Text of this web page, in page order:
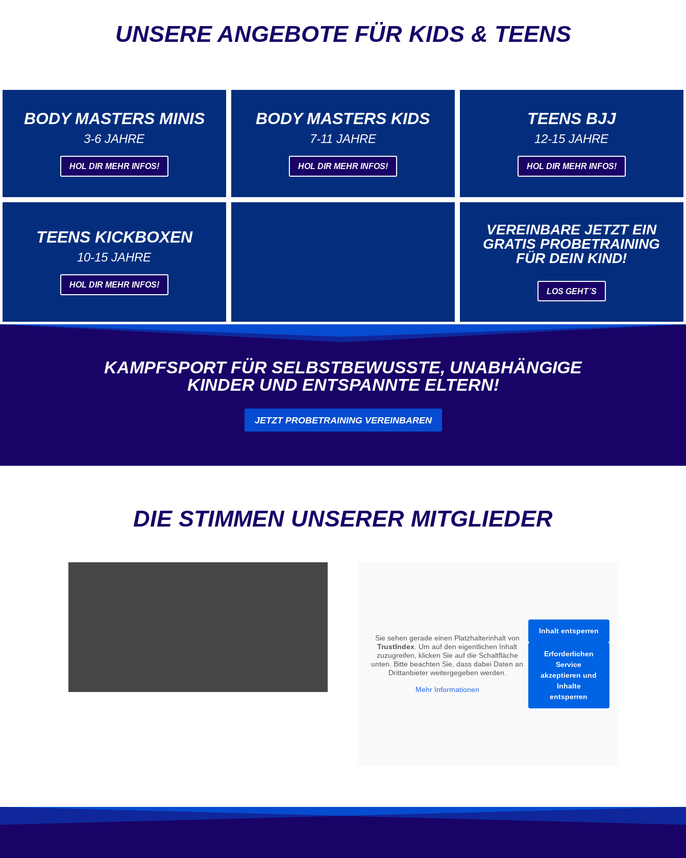
UNSERE ANGEBOTE FÜR KIDS & TEENS
BODY MASTERS MINIS
3-6 JAHRE
HOL DIR MEHR INFOS!
BODY MASTERS KIDS
7-11 JAHRE
HOL DIR MEHR INFOS!
TEENS BJJ
12-15 JAHRE
HOL DIR MEHR INFOS!
TEENS KICKBOXEN
10-15 JAHRE
HOL DIR MEHR INFOS!
VEREINBARE JETZT EIN
GRATIS PROBETRAINING
FÜR DEIN KIND!
LOS GEHT´S
KAMPFSPORT FÜR SELBSTBEWUSSTE, UNABHÄNGIGE
KINDER UND ENTSPANNTE ELTERN!
JETZT PROBETRAINING VEREINBAREN
DIE STIMMEN UNSERER MITGLIEDER
Sie sehen gerade einen Platzhalterinhalt von
TrustIndex. Um auf den eigentlichen Inhalt
zuzugreifen, klicken Sie auf die Schaltfläche
unten. Bitte beachten Sie, dass dabei Daten an
Drittanbieter weitergegeben werden.
Mehr Informationen
Inhalt entsperren
Erforderlichen
Service
akzeptieren und
Inhalte
entsperren